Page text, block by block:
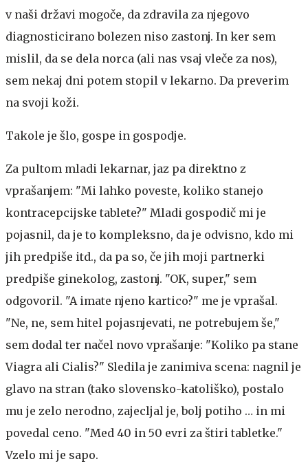
v naši državi mogoče, da zdravila za njegovo
diagnosticirano bolezen niso zastonj. In ker sem
mislil, da se dela norca (ali nas vsaj vleče za nos),
sem nekaj dni potem stopil v lekarno. Da preverim
na svoji koži.
Takole je šlo, gospe in gospodje.
Za pultom mladi lekarnar, jaz pa direktno z
vprašanjem: "Mi lahko poveste, koliko stanejo
kontracepcijske tablete?" Mladi gospodič mi je
pojasnil, da je to kompleksno, da je odvisno, kdo mi
jih predpiše itd., da pa so, če jih moji partnerki
predpiše ginekolog, zastonj. "OK, super," sem
odgovoril. "A imate njeno kartico?" me je vprašal.
"Ne, ne, sem hitel pojasnjevati, ne potrebujem še,"
sem dodal ter načel novo vprašanje: "Koliko pa stane
Viagra ali Cialis?" Sledila je zanimiva scena: nagnil je
glavo na stran (tako slovensko-katoliško), postalo
mu je zelo nerodno, zajecljal je, bolj potiho … in mi
povedal ceno. "Med 40 in 50 evri za štiri tabletke."
Vzelo mi je sapo.